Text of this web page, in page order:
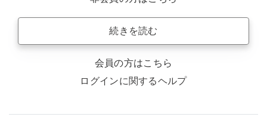
続きを読む
会員の方はこちら
ログインに関するヘルプ